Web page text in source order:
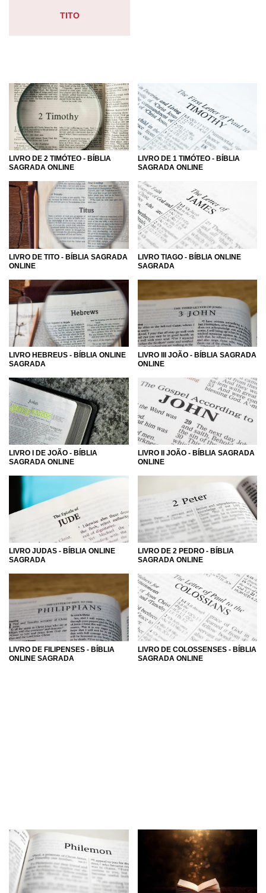
TITO
LIVRO DE 2 TIMÓTEO - BÍBLIA
SAGRADA ONLINE
LIVRO DE 1 TIMÓTEO - BÍBLIA
SAGRADA ONLINE
LIVRO DE TITO - BÍBLIA SAGRADA
ONLINE
LIVRO TIAGO - BÍBLIA ONLINE
SAGRADA
LIVRO HEBREUS - BÍBLIA ONLINE
SAGRADA
LIVRO III JOÃO - BÍBLIA SAGRADA
ONLINE
LIVRO I DE JOÃO - BÍBLIA
SAGRADA ONLINE
LIVRO II JOÃO - BÍBLIA SAGRADA
ONLINE
LIVRO JUDAS - BÍBLIA ONLINE
SAGRADA
LIVRO DE 2 PEDRO - BÍBLIA
SAGRADA ONLINE
LIVRO DE FILIPENSES - BÍBLIA
ONLINE SAGRADA
LIVRO DE COLOSSENSES - BÍBLIA
SAGRADA ONLINE